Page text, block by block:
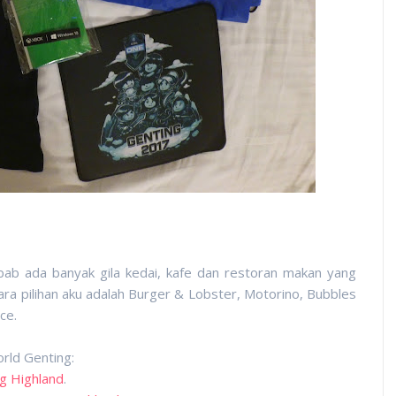
ada banyak gila kedai, kafe dan restoran makan yang
pilihan aku adalah Burger & Lobster, Motorino, Bubbles
Genting:
Highland.